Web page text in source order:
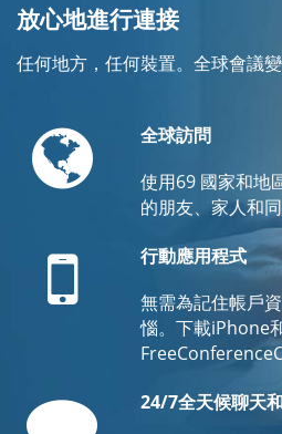
放心地進行連接
任何地方，任何裝置。全球會議變
Globe全球訪問
使用69 國家和地
的朋友、家人和
Mobile
行動應用程式
無需為記住帳戶
惱。下載iPhone
Comment
24/7全天候聊天